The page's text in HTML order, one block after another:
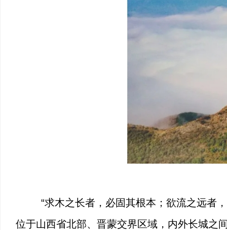
“求木之长者，必固其根本；欲流之远者
位于山西省北部、晋蒙交界区域，内外长城之